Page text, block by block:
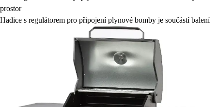
prostor
Hadice s regulátorem pro připojení plynové bomby je součástí balení